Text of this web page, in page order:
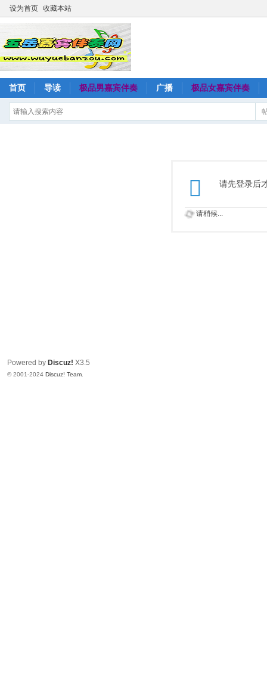
设为首页 收藏本站
首页 导读 极品男嘉宾伴奏 广播 极品女嘉宾伴奏
请先登录后
请稍候...
Powered by Discuz! X3.5
© 2001-2024 Discuz! Team